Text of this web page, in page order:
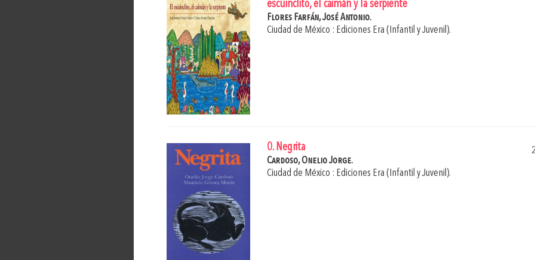
escuinclito, el caimán y la serpiente
Flores Farfán, José Antonio.
Ciudad de México : Ediciones Era (Infantil y Juvenil).
0. Negrita
Cardoso, Onelio Jorge.
Ciudad de México : Ediciones Era (Infantil y Juvenil).